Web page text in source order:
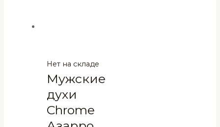
Нет на складе
Мужские
духи
Chrome